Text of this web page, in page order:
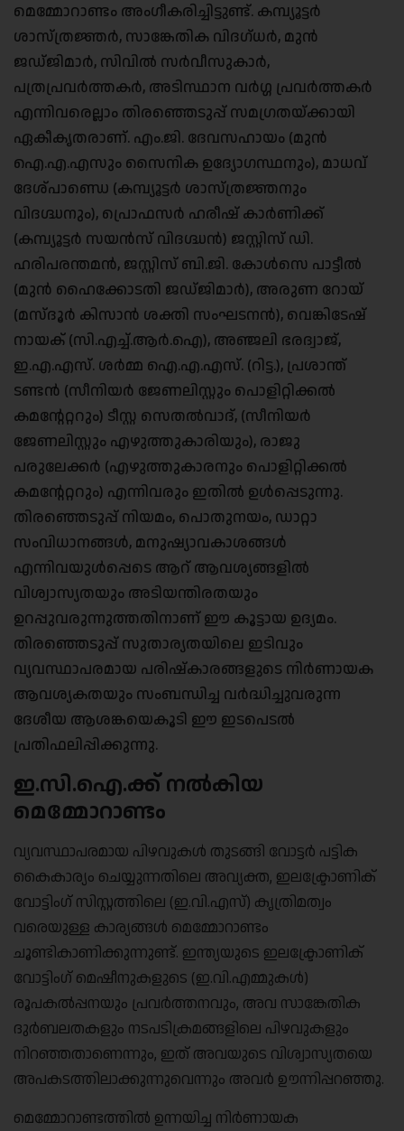
മെമ്മോറാണ്ടം അംഗീകരിച്ചിട്ടുണ്ട്. കമ്പ്യൂട്ടർ
ശാസ്ത്രജ്ഞർ, സാങ്കേതിക വിദഗ്ധർ, മുൻ
ജഡ്ജിമാർ, സിവിൽ സർവീസുകാർ,
പത്രപ്രവർത്തകർ, അടിസ്ഥാന വർഗ്ഗ പ്രവർത്തകർ
എന്നിവരെല്ലാം തിരഞ്ഞെടുപ്പ് സമഗ്രതയ്ക്കായി
ഏകീകൃതരാണ്. എം.ജി. ദേവസഹായം (മുൻ
ഐ.എ.എസും സൈനിക ഉദ്യോഗസ്ഥനും), മാധവ്
ദേശ്പാണ്ഡെ (കമ്പ്യൂട്ടർ ശാസ്ത്രജ്ഞനും
വിദഗ്ദ്ധനും), പ്രൊഫസർ ഹരീഷ് കാർണിക്ക്
(കമ്പ്യൂട്ടർ സയൻസ് വിദഗ്ദ്ധൻ) ജസ്റ്റിസ് ഡി.
ഹരിപരന്തമൻ, ജസ്റ്റിസ് ബി.ജി. കോൾസെ പാട്ടീൽ
(മുൻ ഹൈക്കോടതി ജഡ്ജിമാർ), അരുണ റോയ്
(മസ്ദൂർ കിസാൻ ശക്തി സംഘടനൻ), വെങ്കിടേഷ്
നായക് (സി.എച്ച്.ആർ.ഐ), അഞ്ജലി ഭരദ്വാജ്,
ഇ.എ.എസ്. ശർമ്മ ഐ.എ.എസ്. (റിട്ട.), പ്രശാന്ത്
ടണ്ടൻ (സീനിയർ ജേണലിസ്റ്റും പൊളിറ്റിക്കൽ
കമന്റേറ്ററും) ടീസ്റ്റ സെതൽവാദ്, (സീനിയർ
ജേണലിസ്റ്റും എഴുത്തുകാരിയും), രാജു
പരുലേക്കർ (എഴുത്തുകാരനും പൊളിറ്റിക്കൽ
കമന്റേറ്ററും) എന്നിവരും ഇതിൽ ഉൾപ്പെടുന്നു.
തിരഞ്ഞെടുപ്പ് നിയമം, പൊതുനയം, ഡാറ്റാ
സംവിധാനങ്ങൾ, മനുഷ്യാവകാശങ്ങൾ
എന്നിവയുൾപ്പെടെ ആറ് ആവശ്യങ്ങളിൽ
വിശ്വാസ്യതയും അടിയന്തിരതയും
ഉറപ്പുവരുന്നുത്തതിനാണ് ഈ കൂട്ടായ ഉദ്യമം.
തിരഞ്ഞെടുപ്പ് സുതാര്യതയിലെ ഇടിവും
വ്യവസ്ഥാപരമായ പരിഷ്കാരങ്ങളുടെ നിർണായക
ആവശ്യകതയും സംബന്ധിച്ച വർദ്ധിച്ചുവരുന്ന
ദേശീയ ആശങ്കയെകൂടി ഈ ഇടപെടൽ
പ്രതിഫലിപ്പിക്കുന്നു.
ഇ.സി.ഐ.ക്ക് നൽകിയ
മെമ്മോറാണ്ടം
വ്യവസ്ഥാപരമായ പിഴവുകൾ തുടങ്ങി വോട്ടർ പട്ടിക
കൈകാര്യം ചെയ്യുന്നതിലെ അവ്യക്ത, ഇലക്ട്രോണിക്
വോട്ടിംഗ് സിസ്റ്റത്തിലെ (ഇ.വി.എസ്) കൃത്രിമത്വം
വരെയുള്ള കാര്യങ്ങൾ മെമ്മോറാണ്ടം
ചൂണ്ടികാണിക്കുന്നുണ്ട്. ഇന്ത്യയുടെ ഇലക്ട്രോണിക്
വോട്ടിംഗ് മെഷീനുകളുടെ (ഇ.വി.എമ്മുകൾ)
രൂപകൽപ്പനയും പ്രവർത്തനവും, അവ സാങ്കേതിക
ദുർബലതകളും നടപടിക്രമങ്ങളിലെ പിഴവുകളും
നിറഞ്ഞതാണെന്നും, ഇത് അവയുടെ വിശ്വാസ്യതയെ
അപകടത്തിലാക്കുന്നുവെന്നും അവർ ഊന്നിപ്പറഞ്ഞു.
മെമ്മോറാണ്ടത്തിൽ ഉന്നയിച്ച നിർണായക